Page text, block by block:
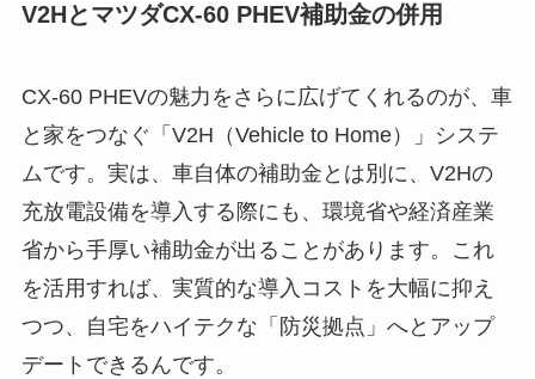
V2HとマツダCX-60 PHEV補助金の併用
CX-60 PHEVの魅力をさらに広げてくれるのが、車
と家をつなぐ「V2H（Vehicle to Home）」システ
ムです。実は、車自体の補助金とは別に、V2Hの
充放電設備を導入する際にも、環境省や経済産業
省から手厚い補助金が出ることがあります。これ
を活用すれば、実質的な導入コストを大幅に抑え
つつ、自宅をハイテクな「防災拠点」へとアップ
デートできるんです。